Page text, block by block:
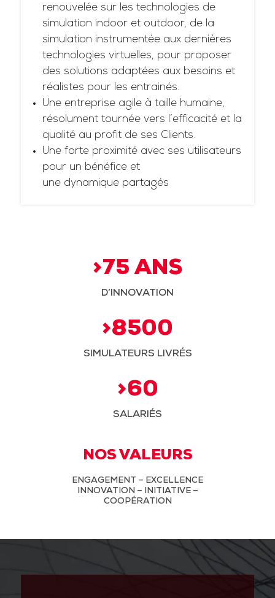
renouvelée sur les technologies de
simulation indoor et outdoor, de la
simulation instrumentée aux dernières
technologies virtuelles, pour proposer
des solutions adaptées aux besoins et
réalistes pour les entrainés.
Une entreprise agile à taille humaine,
résolument tournée vers l’efficacité et la
qualité au profit de ses Clients.
Une forte proximité avec ses utilisateurs
pour un bénéfice et
une dynamique partagés
>75 ANS
D’INNOVATION
>8500
SIMULATEURS LIVRÉS
>60
SALARIÉS
NOS VALEURS
ENGAGEMENT – EXCELLENCE
INNOVATION – INITIATIVE –
COOPÉRATION